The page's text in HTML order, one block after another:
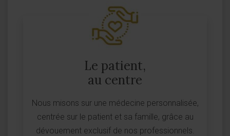
Le patient,
au centre
Nous misons sur une médecine personnalisée,
centrée sur le patient et sa famille, grâce au
dévouement exclusif de nos professionnels.